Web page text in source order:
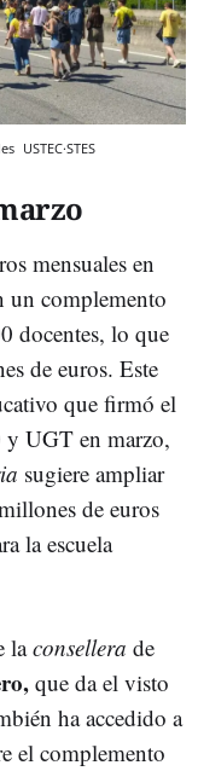
USTEC·STES
mensuales en
un complemento
docentes, lo que
de euros. Este
que firmó el
UGT en marzo,
sugiere ampliar
de euros
la escuela
laconsellera de
que da el visto
ha accedido a
el complemento